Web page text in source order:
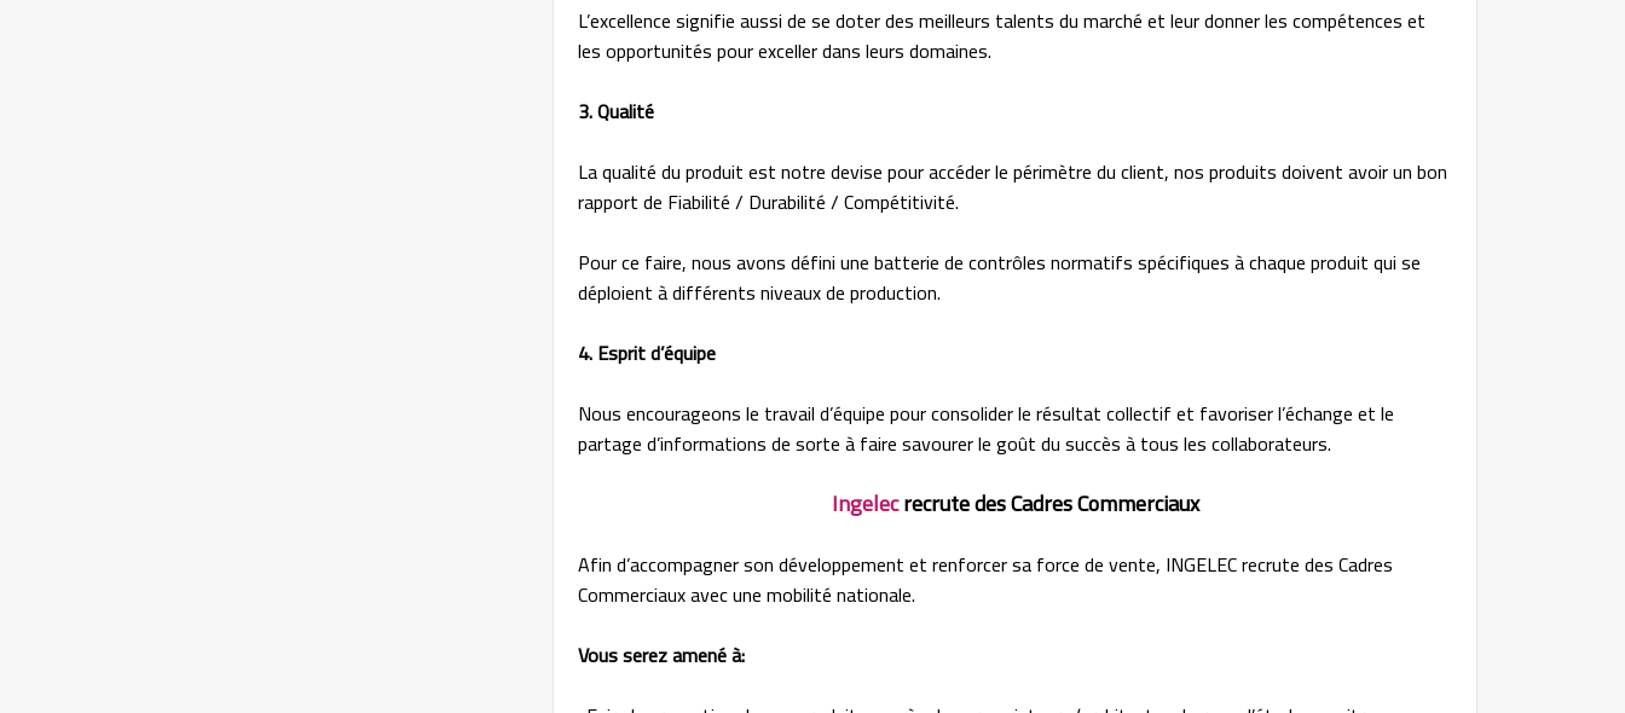
L’excellence signifie aussi de se doter des meilleurs talents du marché et leur donner les compétences et
les opportunités pour exceller dans leurs domaines.
3. Qualité
La qualité du produit est notre devise pour accéder le périmètre du client, nos produits doivent avoir un bon
rapport de Fiabilité / Durabilité / Compétitivité.
Pour ce faire, nous avons défini une batterie de contrôles normatifs spécifiques à chaque produit qui se
déploient à différents niveaux de production.
4. Esprit d’équipe
Nous encourageons le travail d’équipe pour consolider le résultat collectif et favoriser l’échange et le
partage d’informations de sorte à faire savourer le goût du succès à tous les collaborateurs.
Ingelecrecrute des Cadres Commerciaux
Afin d’accompagner son développement et renforcer sa force de vente, INGELEC recrute des Cadres
Commerciaux avec une mobilité nationale.
Vous serez amené à: